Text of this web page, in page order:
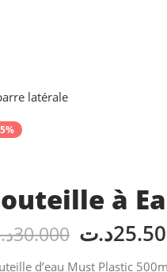
latérale
à
30.000 د.ت
d’eau Must Plastic